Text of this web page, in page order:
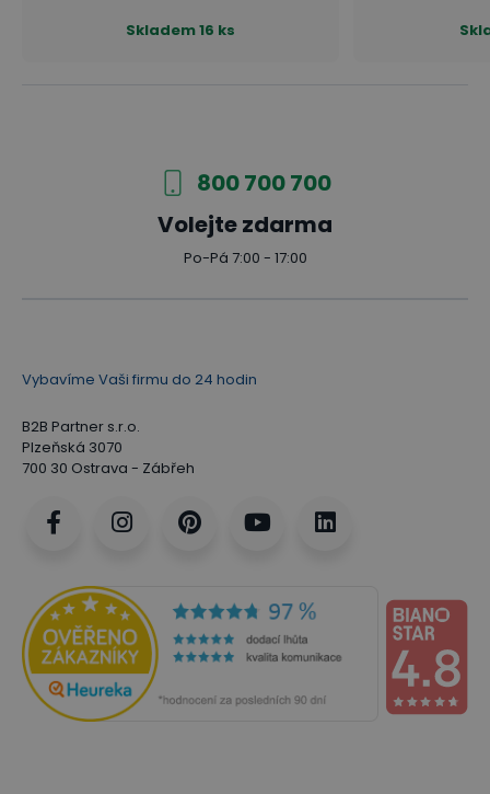
Skladem16 ks
800 700 700
Volejte zdarma
Po-Pá 7:00 - 17:00
Vybavíme Vaši firmu do 24 hodin
B2B Partner s.r.o.
Plzeňská 3070
700 30 Ostrava - Zábřeh